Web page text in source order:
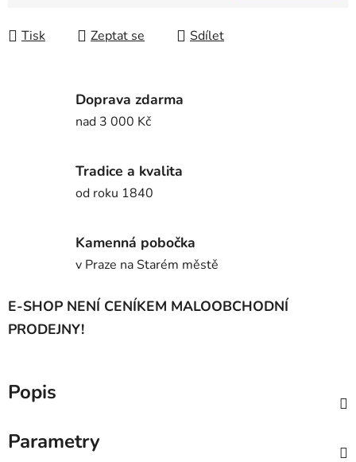
Tisk Zeptat se Sdílet
Doprava zdarma
nad 3 000 Kč
Tradice a kvalita
od roku 1840
Kamenná pobočka
v Praze na Starém městě
E-SHOP NENÍ CENÍKEM MALOOBCHODNÍ
PRODEJNY!
Popis
Parametry